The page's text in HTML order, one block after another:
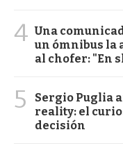
4 Una
un ómnibus la
al chofer: "En
5
Sergio Puglia
reality: el
decisión